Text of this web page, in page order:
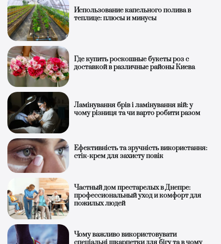
Использование капельного полива в
теплице: плюсы и минусы
Где купить роскошные букеты роз с
доставкой в различные районы Киева
Ламінування брів і ламінування вій: у
чому різниця та чи варто робити разом
Ефективність та зручність використання:
стік-крем для захисту повік
Частный дом престарелых в Днепре:
профессиональный уход и комфорт для
пожилых людей
Чому важливо використовувати